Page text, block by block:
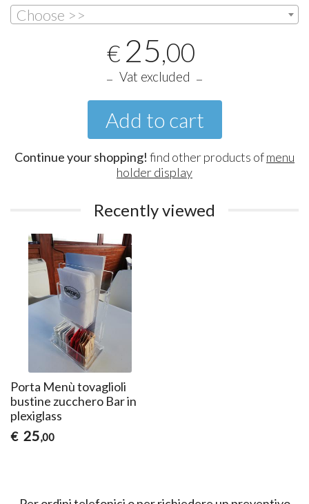
Choose >>
€ 25,00
Vat excluded
Add to cart
Continue your shopping! find other products ofmenu
holder display
Recently viewed
Porta Menù tovaglioli
bustine zucchero Bar in
plexiglass
€ 25,00